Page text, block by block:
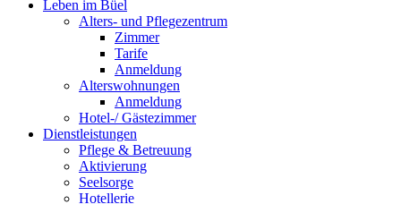
Leben im Büel
Alters- und Pflegezentrum
Zimmer
Tarife
Anmeldung
Alterswohnungen
Anmeldung
Hotel-/ Gästezimmer
Dienstleistungen
Pflege & Betreuung
Aktivierung
Seelsorge
Hotellerie